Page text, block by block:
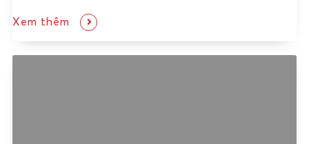
Xem thêm